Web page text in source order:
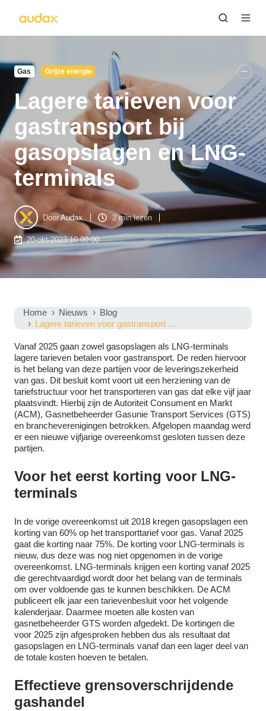
Gas Grijze energie
Lagere tarieven voor
gastransport bij
gasopslagen en LNG-
terminals
DoorAudax 2 min lezen
20-okt-2023 10:00:00
Home Nieuws
Blog
Lagere tarieven voor gastransport ...
Vanaf 2025 gaan zowel gasopslagen als LNG-terminals
lagere tarieven betalen voor gastransport. De reden hiervoor
is het belang van deze partijen voor de leveringszekerheid
van gas. Dit besluit komt voort uit een herziening van de
tariefstructuur voor het transporteren van gas dat elke vijf jaar
plaatsvindt. Hierbij zijn de Autoriteit Consument en Markt
(ACM), Gasnetbeheerder Gasunie Transport Services (GTS)
en brancheverenigingen betrokken. Afgelopen maandag werd
er een nieuwe vijfjarige overeenkomst gesloten tussen deze
partijen.
Voor het eerst korting voor LNG-
terminals
In de vorige overeenkomst uit 2018 kregen gasopslagen een
korting van 60% op het transporttarief voor gas. Vanaf 2025
gaat die korting naar 75%. De korting voor LNG-terminals is
nieuw, dus deze was nog niet opgenomen in de vorige
overeenkomst. LNG-terminals krijgen een korting vanaf 2025
die gerechtvaardigd wordt door het belang van de terminals
om over voldoende gas te kunnen beschikken. De ACM
publiceert elk jaar een tarievenbesluit voor het volgende
kalenderjaar. Daarmee moeten alle kosten van
gasnetbeheerder GTS worden afgedekt. De kortingen die
voor 2025 zijn afgesproken hebben dus als resultaat dat
gasopslagen en LNG-terminals vanaf dan een lager deel van
de totale kosten hoeven te betalen.
Effectieve grensoverschrijdende
gashandel